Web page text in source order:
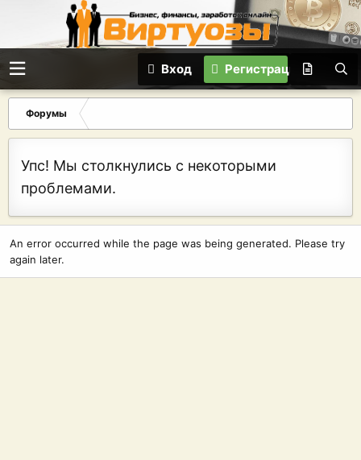
Вход Регистрация
Форумы
Упс! Мы столкнулись с некоторыми
проблемами.
An error occurred while the page was being generated. Please try
again later.